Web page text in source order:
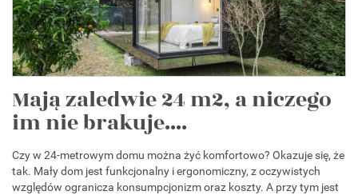
Mają zaledwie 24 m2, a niczego
im nie brakuje....
Czy w 24-metrowym domu można żyć komfortowo? Okazuje się, że
tak. Mały dom jest funkcjonalny i ergonomiczny, z oczywistych
względów ogranicza konsumpcjonizm oraz koszty. A przy tym jest